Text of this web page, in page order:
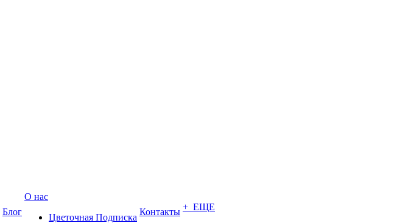
Блог
О нас
Цветочная Подписка
Контакты + ЕЩЕ